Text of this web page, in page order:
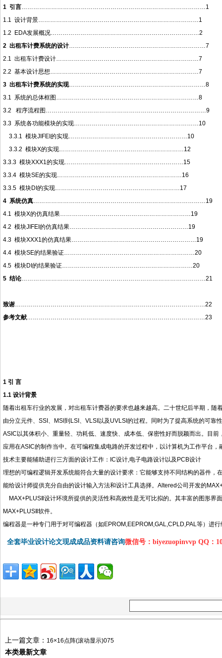
1 引言…………………………………………………………………………………1
1.1 设计背景………………………………………………………………………1
1.2 EDA发展概况…………………………………………………………………2
2 出租车计费系统的设计……………………………………………………………7
2.1 出租车计费设计………………………………………………………………7
2.2 基本设计思想…………………………………………………………………7
3 出租车计费系统的实现……………………………………………………………8
3.1 系统的总体框图………………………………………………………………8
3.2 程序流程图………………………………………………………………………9
3.3 系统各功能模块的实现………………………………………………………10
3.3.1 模块JIFEI的实现……………………………………………………10
3.3.2 模块X的实现………………………………………………………12
3.3.3 模块XXX1的实现……………………………………………………15
3.3.4 模块SE的实现………………………………………………………16
3.3.5 模块DI的实现………………………………………………………17
4 系统仿真……………………………………………………………………………19
4.1 模块X的仿真结果…………………………………………………………19
4.2 模块JIFEI的仿真结果……………………………………………………19
4.3 模块XXX1的仿真结果………………………………………………………19
4.4 模块SE的结果验证…………………………………………………………20
4.5 模块DI的结果验证…………………………………………………………20
5 结论…………………………………………………………………………………21
致谢……………………………………………………………………………………22
参考文献………………………………………………………………………………23
1 引 言
1.1 设计背景
随着出租车行业的发展，对出租车计费器的要求也越来越高。二十世纪后半期，
由分立元件、SSI、MSI到LSI、VLSI以及UVLSI的过程。同时为了提高系统的可
ASIC以其体积小、重量轻、功耗低、速度快、成本低、保密性好而脱颖而出。目
应用在ASIC的制作当中。在可编程集成电路的开发过程中，以计算机为工作平台
技术主要能辅助进行三方面的设计工作：IC设计,电子电路设计以及PCB设计
理想的可编程逻辑开发系统能符合大量的设计要求：它能够支持不同结构的器件
能给设计师提供充分自由的设计输入方法和设计工具选择。Altered公司开发的
MAX+PLUSⅡ设计环境所提供的灵活性和高效性是无可比拟的。其丰富的图形界
MAX+PLUSⅡ软件。
编程器是一种专门用于对可编程器（如EPROM,EEPROM,GAL,CPLD,PAL等）进
全套毕业设计论文现成成品资料请咨询微信号：biyezuopinvvp QQ
上一篇文章： 16×16点阵(滚动显示)075
本类最新文章